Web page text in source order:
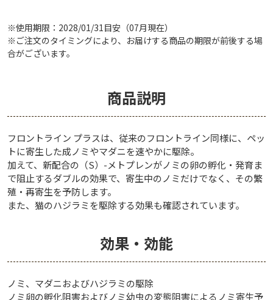
※使用期限：2028/01/31目安（07月現在）
※ご注文のタイミングにより、お届けする商品の期限が前後する場
合がございます。
商品説明
フロントライン プラスは、従来のフロントライン同様に、ペッ
トに寄生した成ノミやマダニを速やかに駆除。
加えて、新配合の（S）-メトプレンがノミの卵の孵化・発育ま
で阻止するダブルの効果で、寄生中のノミだけでなく、その繁
殖・再寄生を予防します。
また、猫のハジラミを駆除する効果も確認されています。
効果・効能
ノミ、マダニおよびハジラミの駆除
ノミ卵の孵化阻害およびノミ幼虫の変態阻害によるノミ寄生予